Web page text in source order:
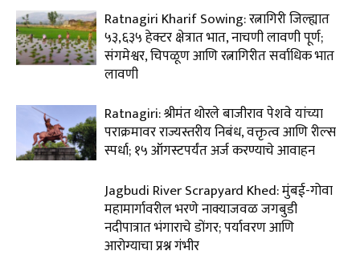
Ratnagiri Kharif Sowing: रत्नागिरी जिल्ह्यात
५३,६३५ हेक्टर क्षेत्रात भात, नाचणी लावणी पूर्ण;
संगमेश्वर, चिपळूण आणि रत्नागिरीत सर्वाधिक भात
लावणी
Ratnagiri: श्रीमंत थोरले बाजीराव पेशवे यांच्या
पराक्रमावर राज्यस्तरीय निबंध, वक्तृत्व आणि रील्स
स्पर्धा; १५ ऑगस्टपर्यंत अर्ज करण्याचे आवाहन
Jagbudi River Scrapyard Khed: मुंबई-गोवा
महामार्गावरील भरणे नाक्याजवळ जगबुडी
नदीपात्रात भंगाराचे डोंगर; पर्यावरण आणि
आरोग्याचा प्रश्न गंभीर